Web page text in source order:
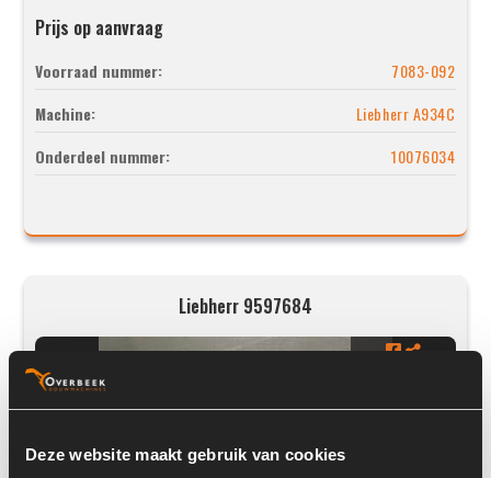
Deze website maakt gebruik van cookies
Prijs op aanvraag
Voorraad nummer:
7083-092
Machine:
Liebherr A934C
Onderdeel nummer:
10076034
Liebherr 9597684